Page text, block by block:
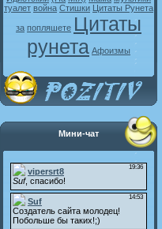
туалет война Стишки Цитаты Рунета
за попляшете Цитаты
рунета Афоизмы
Мини-чат